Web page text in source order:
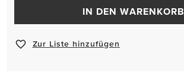
IN DEN WARENKORB
Zur Liste hinzufügen